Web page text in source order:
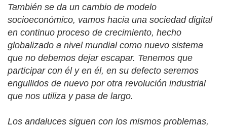
También se da un cambio de modelo
socioeconómico, vamos hacia una sociedad digital
en continuo proceso de crecimiento, hecho
globalizado a nivel mundial como nuevo sistema
que no debemos dejar escapar. Tenemos que
participar con él y en él, en su defecto seremos
engullidos de nuevo por otra revolución industrial
que nos utiliza y pasa de largo.
Los andaluces siguen con los mismos problemas,